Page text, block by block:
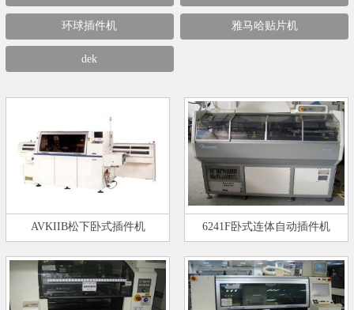
环球插件机 雅马哈贴片机
dek
AVKIIB松下卧式插件机 6241F卧式连体自动插件机